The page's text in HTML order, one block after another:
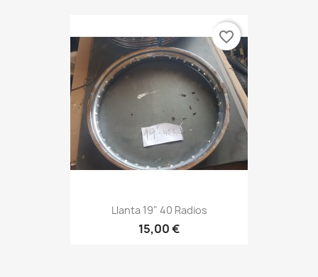
Llanta 19" 40 Radios
15,00 €
favorite_border